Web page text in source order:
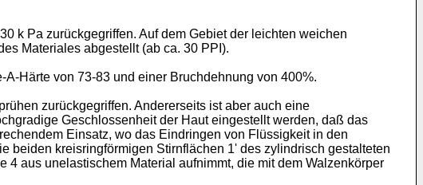
k Pa zurückgegriffen. Auf dem Gebiet der leichten weichen
Materiales abgestellt (ab ca. 30 PPI).
Härte von 73-83 und einer Bruchdehnung von 400%.
zurückgegriffen. Andererseits ist aber auch eine
Geschlossenheit der Haut eingestellt werden, daß das
Einsatz, wo das Eindringen von Flüssigkeit in den
kreisringförmigen Stirnflächen 1ʹ des zylindrisch gestalteten
aus unelastischem Material aufnimmt, die mit dem Walzenkörper